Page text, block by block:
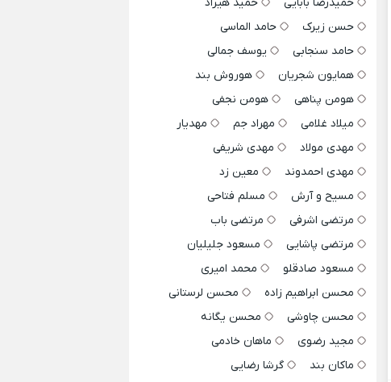
حسن زیرک
حامد الماسی
حامد سنجابی
یوسف جمالی
همایون شجریان
هوروش بند
هومن پناهی
هومن نجفی
میلاد غلامی
مهراد جم
مهدیار
مهدی مولاد
مهدی شریفی
مهدی احمدوند
معین زد
مسیح و آرش
مسلم فتاحی
مرتضی اشرفی
مرتضی باب
مرتضی پاشایی
مسعود جلیلیان
مسعود صادقلو
محمد امیری
محسن ابراهیم زاده
محسن لرستانی
محسن چاوشی
محسن یگانه
مجید رضوی
ماهان خادمی
ماکان بند
گرشا رضایی